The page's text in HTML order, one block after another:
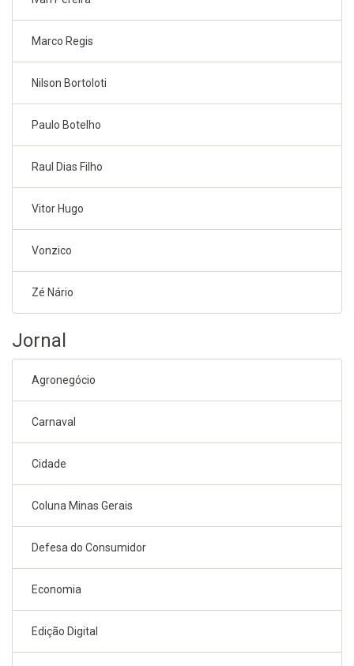
Marco Regis
Nilson Bortoloti
Paulo Botelho
Raul Dias Filho
Vitor Hugo
Vonzico
Zé Nário
Jornal
Agronegócio
Carnaval
Cidade
Coluna Minas Gerais
Defesa do Consumidor
Economia
Edição Digital